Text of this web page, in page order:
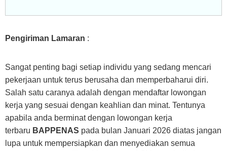
Pengiriman Lamaran :
Sangat penting bagi setiap individu yang sedang mencari
pekerjaan untuk terus berusaha dan memperbaharui diri.
Salah satu caranya adalah dengan mendaftar lowongan
kerja yang sesuai dengan keahlian dan minat. Tentunya
apabila anda berminat dengan lowongan kerja
terbaru BAPPENAS pada bulan Januari 2026 diatas jangan
lupa untuk mempersiapkan dan menyediakan semua